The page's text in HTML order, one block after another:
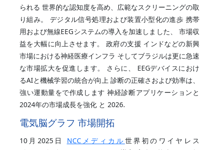
られる 世界的な認知度を高め、広範なスクリーニングの取
り組み。 デジタル信号処理および装置小型化の進歩 携帯
用および無線EEGシステムの導入を加速しました、 市場収
益を大幅に向上させます。 政府の支援 インドなどの新興
市場における神経医療インフラ そしてブラジルは更に急速
な市場拡大を促進します。 さらに、 EEGデバイスにおけ
るAIと機械学習の統合が向上 診断の正確さおよび効率は、
強い運動量をで作成します 神経診断アプリケーションと
2024年の市場成長を強化 と 2026.
電気脳グラフ 市場開拓
10月2025日 NCCメディカル 世界初のワイヤレス